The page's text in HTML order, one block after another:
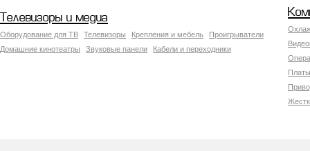
Телевизоры и медиа
Оборудование для ТВ Телевизоры Крепления и мебель
Проигрыватели
Домашние кинотеатры
Звуковые панели Кабели и переходники